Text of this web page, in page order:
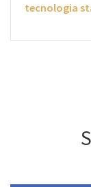
tecnologia